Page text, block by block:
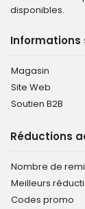
disponibles.
Informations
Magasin
Site Web
Soutien B2B
Réductions
Nombre de
Meilleurs
Codes promo